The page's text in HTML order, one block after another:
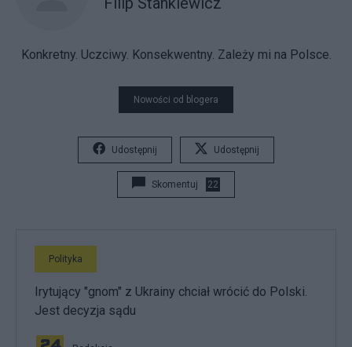
Konkretny. Uczciwy. Konsekwentny. Zależy mi na Polsce.
Nowości od blogera
Udostępnij Udostępnij
Skomentuj 22
Polityka
Irytujący "gnom" z Ukrainy chciał wrócić do Polski.
Jest decyzja sądu